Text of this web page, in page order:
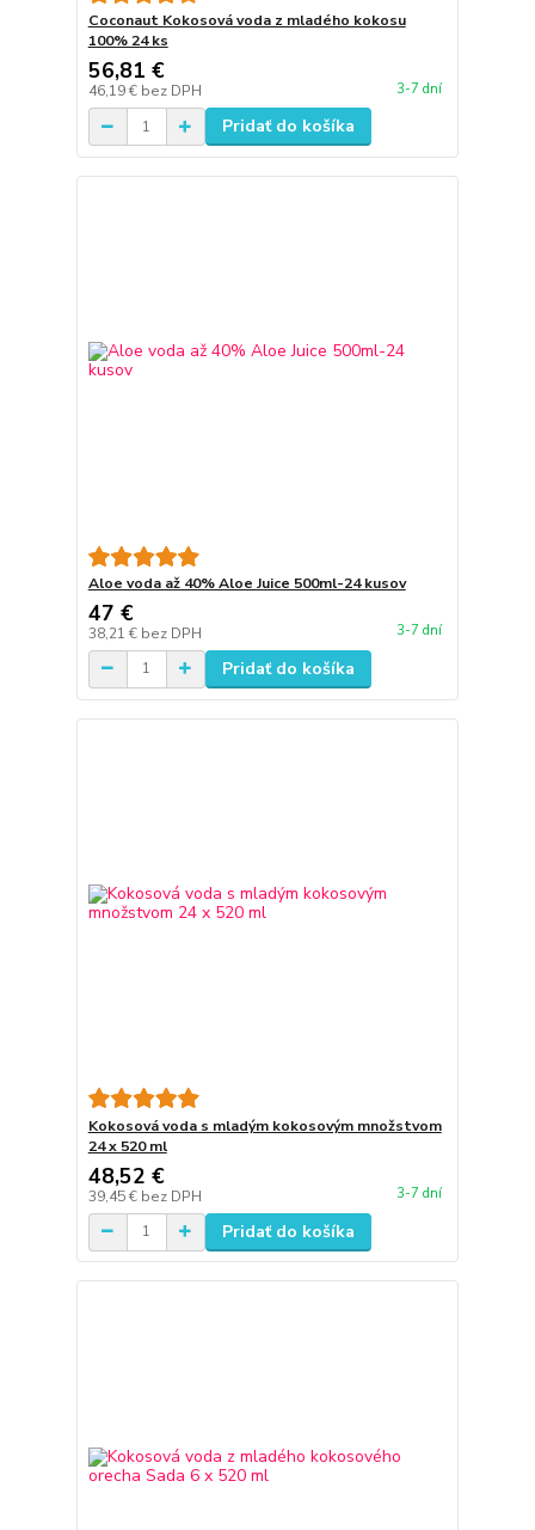
Coconaut Kokosová voda z mladého kokosu
100% 24 ks
56,81 €
46,19 € bez DPH 3-7 dní
Pridať do košíka
Aloe voda až 40% Aloe Juice 500ml-24 kusov
47 €
38,21 € bez DPH 3-7 dní
Pridať do košíka
Kokosová voda s mladým kokosovým množstvom
24 x 520 ml
48,52 €
39,45 € bez DPH 3-7 dní
Pridať do košíka